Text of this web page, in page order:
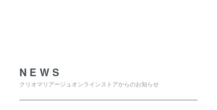
NEWS
クリオマリアージュオンラインストアからのお知らせ